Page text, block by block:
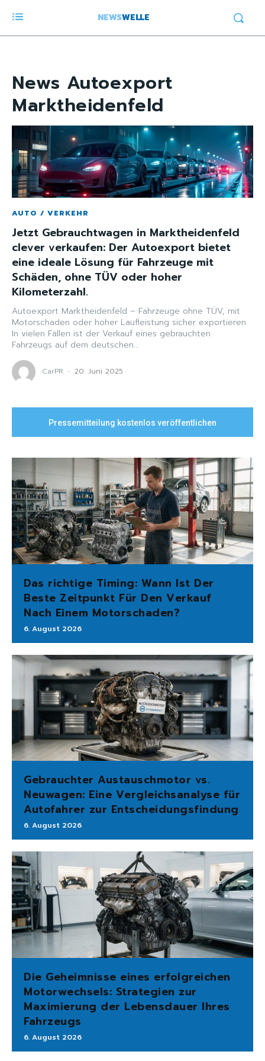
NEWSWELLE
News Autoexport
Marktheidenfeld
AUTO / VERKEHR
Jetzt Gebrauchtwagen in Marktheidenfeld
clever verkaufen: Der Autoexport bietet
eine ideale Lösung für Fahrzeuge mit
Schäden, ohne TÜV oder hoher
Kilometerzahl.
Autoexport Marktheidenfeld – Fahrzeuge ohne TÜV, mit
Motorschaden oder hoher Laufleistung sicher exportieren
In vielen Fällen ist der Verkauf eines gebrauchten
Fahrzeugs auf dem deutschen...
CarPR - 20. Juni 2025
Pressemitteilung kostenlos veröffentlichen
Das richtige Timing: Wann Ist Der
Beste Zeitpunkt Für Den Verkauf
Nach Einem Motorschaden?
6. August 2026
Gebrauchter Austauschmotor vs.
Neuwagen: Eine Vergleichsanalyse für
Autofahrer zur Entscheidungsfindung
6. August 2026
Die Geheimnisse eines erfolgreichen
Motorwechsels: Strategien zur
Maximierung der Lebensdauer Ihres
Fahrzeugs
6. August 2026